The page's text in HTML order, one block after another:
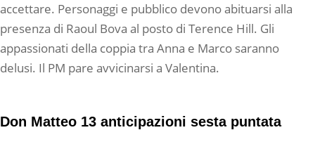
accettare. Personaggi e pubblico devono abituarsi alla
presenza di Raoul Bova al posto di Terence Hill. Gli
appassionati della coppia tra Anna e Marco saranno
delusi. Il PM pare avvicinarsi a Valentina.
Don Matteo 13 anticipazioni sesta puntata